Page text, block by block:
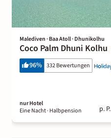
Malediven · Baa Atoll · Dhunikolhu
Coco Palm Dhuni Kolhu
96% 332 Bewertungen
nur Hotel
Eine Nacht· Halbpension p. P.